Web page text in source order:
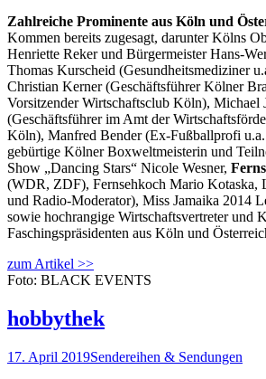
Zahlreiche Prominente aus Köln und
Kommen bereits zugesagt, darunter Kölns
Henriette Reker und Bürgermeister Hans-
Thomas Kurscheid (Gesundheitsmediziner
Christian Kerner (Geschäftsführer Kölner
Vorsitzender Wirtschaftsclub Köln), Michael
(Geschäftsführer im Amt der
Köln), Manfred Bender (Ex-Fußballprofi
gebürtige Kölner Boxweltmeisterin und
Show „Dancing Stars“ Nicole Wesner,
(WDR, ZDF), Fernsehkoch Mario Kotaska,
und Radio-Moderator), Miss Jamaika 2014
sowie hochrangige Wirtschaftsvertreter und
Faschingspräsidenten aus Köln und
zum Artikel >>
Foto: BLACK EVENTS
hobbythek
17. April 2019Sendereihen & Sendungen